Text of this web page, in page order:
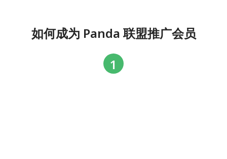
如何成为 Panda 联盟推广会员